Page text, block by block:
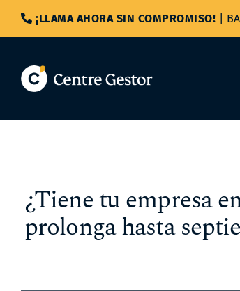
contenido
¡LLAMA AHORA SIN COMPROMISO!
¿Tiene tu empresa
prolonga hasta